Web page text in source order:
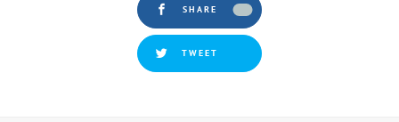
SHARE
TWEET